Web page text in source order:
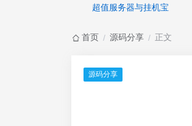
超值服务器与挂机宝
首页 / 源码分享 / 正文
源码分享